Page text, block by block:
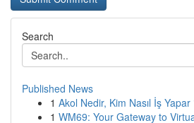
Search
Published News
1 Akol Nedir, Kim Nasıl İş Yapar
1 WM69: Your Gateway to